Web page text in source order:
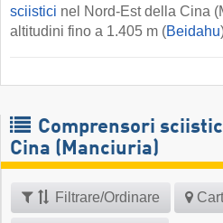
sciistici nel Nord-Est della Cina
altitudini fino a 1.405 m (Beidahu
Comprensori
Cina (Manciuria)
Filtrare/Ordinare